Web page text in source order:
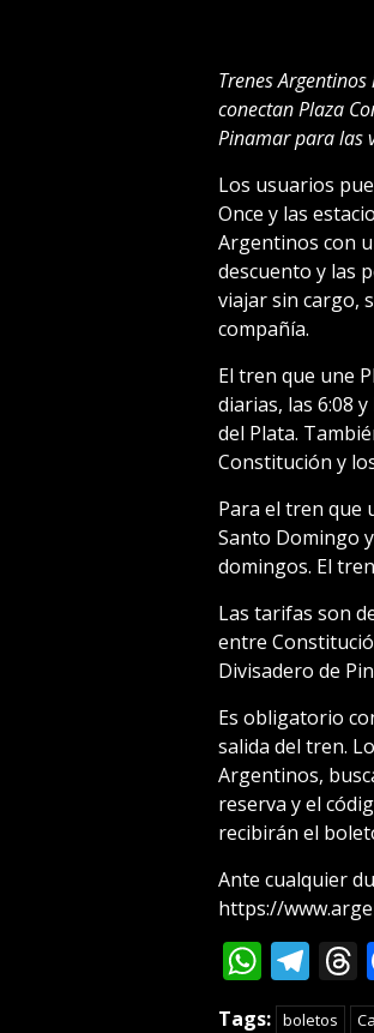
Trenes
conectan Plaza
Pinamar para las
Los usuarios
Once y las
Argentinos con
descuento y las
viajar sin cargo,
compañía.
El tren que une
diarias, las 6:08
del Plata.
Constitución y
Para el tren que
Santo Domingo
domingos. El
Las tarifas son
entre
Divisadero de
Es obligatorio
salida del tren.
Argentinos,
reserva y el
recibirán el
Ante cualquier
https://
Tags: boletos